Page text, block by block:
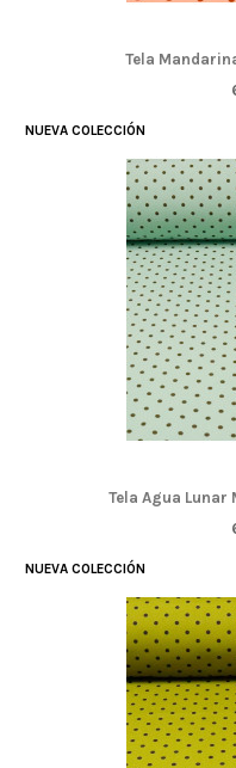
Tela
NUEVA COLECCIÓN
Tela Agua
NUEVA COLECCIÓN